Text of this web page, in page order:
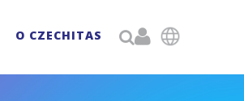
O CZECHITAS 